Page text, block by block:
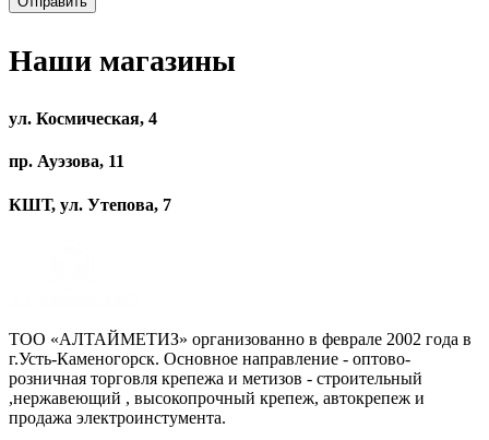
Наши магазины
ул. Космическая, 4
пр. Ауэзова, 11
КШТ, ул. Утепова, 7
ТОО «АЛТАЙМЕТИЗ» организованно в феврале 2002 года в
г.Усть-Каменогорск. Основное направление - оптово-
розничная торговля крепежа и метизов - строительный
,нержавеющий , высокопрочный крепеж, автокрепеж и
продажа электроинстумента.